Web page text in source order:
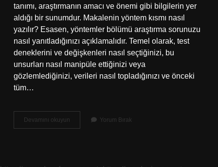
tanımı, araştırmanın amacı ve önemi gibi bilgilerin yer
aldığı bir sunumdur. Makalenin yöntem kısmı nasıl
yazılır? Esasen, yöntemler bölümü araştırma sorunuzu
nasıl yanıtladığınızı açıklamalıdır. Temel olarak, test
deneklerini ve değişkenleri nasıl seçtiğinizi, bu
unsurları nasıl manipüle ettiğinizi veya
gözlemlediğinizi, verileri nasıl topladığınızı ve önceki
tüm…
Devamını okuyun Makalenin
Amacı
Yorum Bırak